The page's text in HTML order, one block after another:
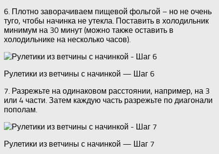
6. Плотно заворачиваем пищевой фольгой – но не очень
туго, чтобы начинка не утекла. Поставить в холодильник
минимум на 30 минут (можно также оставить в
холодильнике на несколько часов).
Рулетики из ветчины с начинкой — Шаг 6
7. Разрежьте на одинаковом расстоянии, например, на 3
или 4 части. Затем каждую часть разрежьте по диагонали
пополам.
Рулетики из ветчины с начинкой — Шаг 7